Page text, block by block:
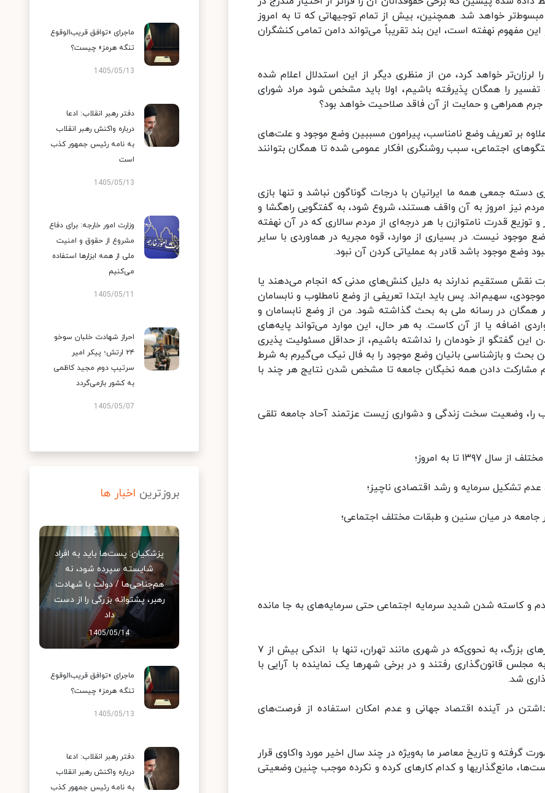
خواهد شد. همچنین، بیش از تمام توجیهاتی که تا به امروز
مفهوم نهفته است، این بند تقریباً می‌تواند دامن تمامی کنشگران
خواهد کرد، من از منظری دیگر از این استدلال اعلام شده
را همگان پذیرفته باشیم، اولا باید مشخص شود مراد شورای
همراهی و حمایت از آن فاقد صلاحیت خواهد بود؟
بر تعریف وضع نامناسب، پیرامون مسببین وضع موجود و علت‌های
اجتماعی، سبب روشنگری افکار عمومی شده تا همگان بتوانند
دسته جمعی همه ما ایرانیان با درجات گوناگون نباشد و تنها بازی
نیز امروز به آن واقف هستند، شروع شود، به گفتگویی راهگشا و
توزیع قدرت نامتوازن با هر درجه‌ای از مردم سالاری که در آن نهفته
موجود نیست. در بسیاری از موارد، قوه مجریه در هماوردی با سایر
وضع موجود باشد قادر به عملیاتی کردن آن نبود.
نقش مستقیم ندارند به دلیل کنش‌های مدنی که انجام می‌دهند یا
سهیم‌اند. پس باید ابتدا تعریفی از وضع نامطلوب و نابسامان
همگان در رسانه ملی به بحث گذاشته شود. من از وضع نابسامان و
اضافه یا از آن کاست. به هر حال، این موارد می‌تواند پایه‌های
گفتگو از خودمان را نداشته باشیم، از حداقل مسئولیت پذیری
بحث و بازشناسی بانیان وضع موجود را به فال نیک می‌گیرم به شرط
مشارکت دادن همه نخبگان جامعه تا مشخص شدن نتایج هر چند با
را، وضعیت سخت زندگی و دشواری زیست عزتمند آحاد جامعه تلقی
و کاسته شدن شدید سرمایه اجتماعی حتی سرمایه‌های به جا مانده
۸ _ پایین آمدن شگفت‌انگیز مشارکت مردم در شهرهای بزرگ، به نحوی‌که در شهری مانند تهران، تنها با اندکی بیش از ۷
مجلس قانون‌گذاری رفتند و در برخی شهرها یک نماینده با آرایی با
شد.
در آینده اقتصاد جهانی و عدم امکان استفاده از فرصت‌های
گرفته و تاریخ معاصر ما به‌ویژه در چند سال اخیر مورد واکاوی قرار
مانع‌گذاریها و کدام کارهای کرده و نکرده موجب چنین وضعیتی
ماجرای «توافق قریب‌الوقوع
تنگه هرمز» چیست؟
1405/05/13
دفتر رهبر انقلاب: ادعا
درباره واکنش رهبر انقلاب
به نامه رئیس جمهور کذب
است
1405/05/13
وزارت امور خارجه: برای دفاع
مشروع از حقوق و امنیت
ملی از همه ابزارها استفاده
می‌کنیم
1405/05/11
احراز شهادت خلبان سوخو
۲۴ ارتش؛ پیکر امیر
سرتیپ دوم مجید کاظمی
به کشور بازمی‌گردد
1405/05/07
بروزترین اخبار ها
پزشکیان: پست‌ها باید به افراد
شایسته سپرده شود، نه
هم‌جناحی‌ها / دولت با شهادت
رهبر، پشتوانه بزرگی را از دست
داد
1405/05/14
ماجرای «توافق قریب‌الوقوع
تنگه هرمز» چیست؟
1405/05/13
دفتر رهبر انقلاب: ادعا
درباره واکنش رهبر انقلاب
به نامه رئیس جمهور کذب